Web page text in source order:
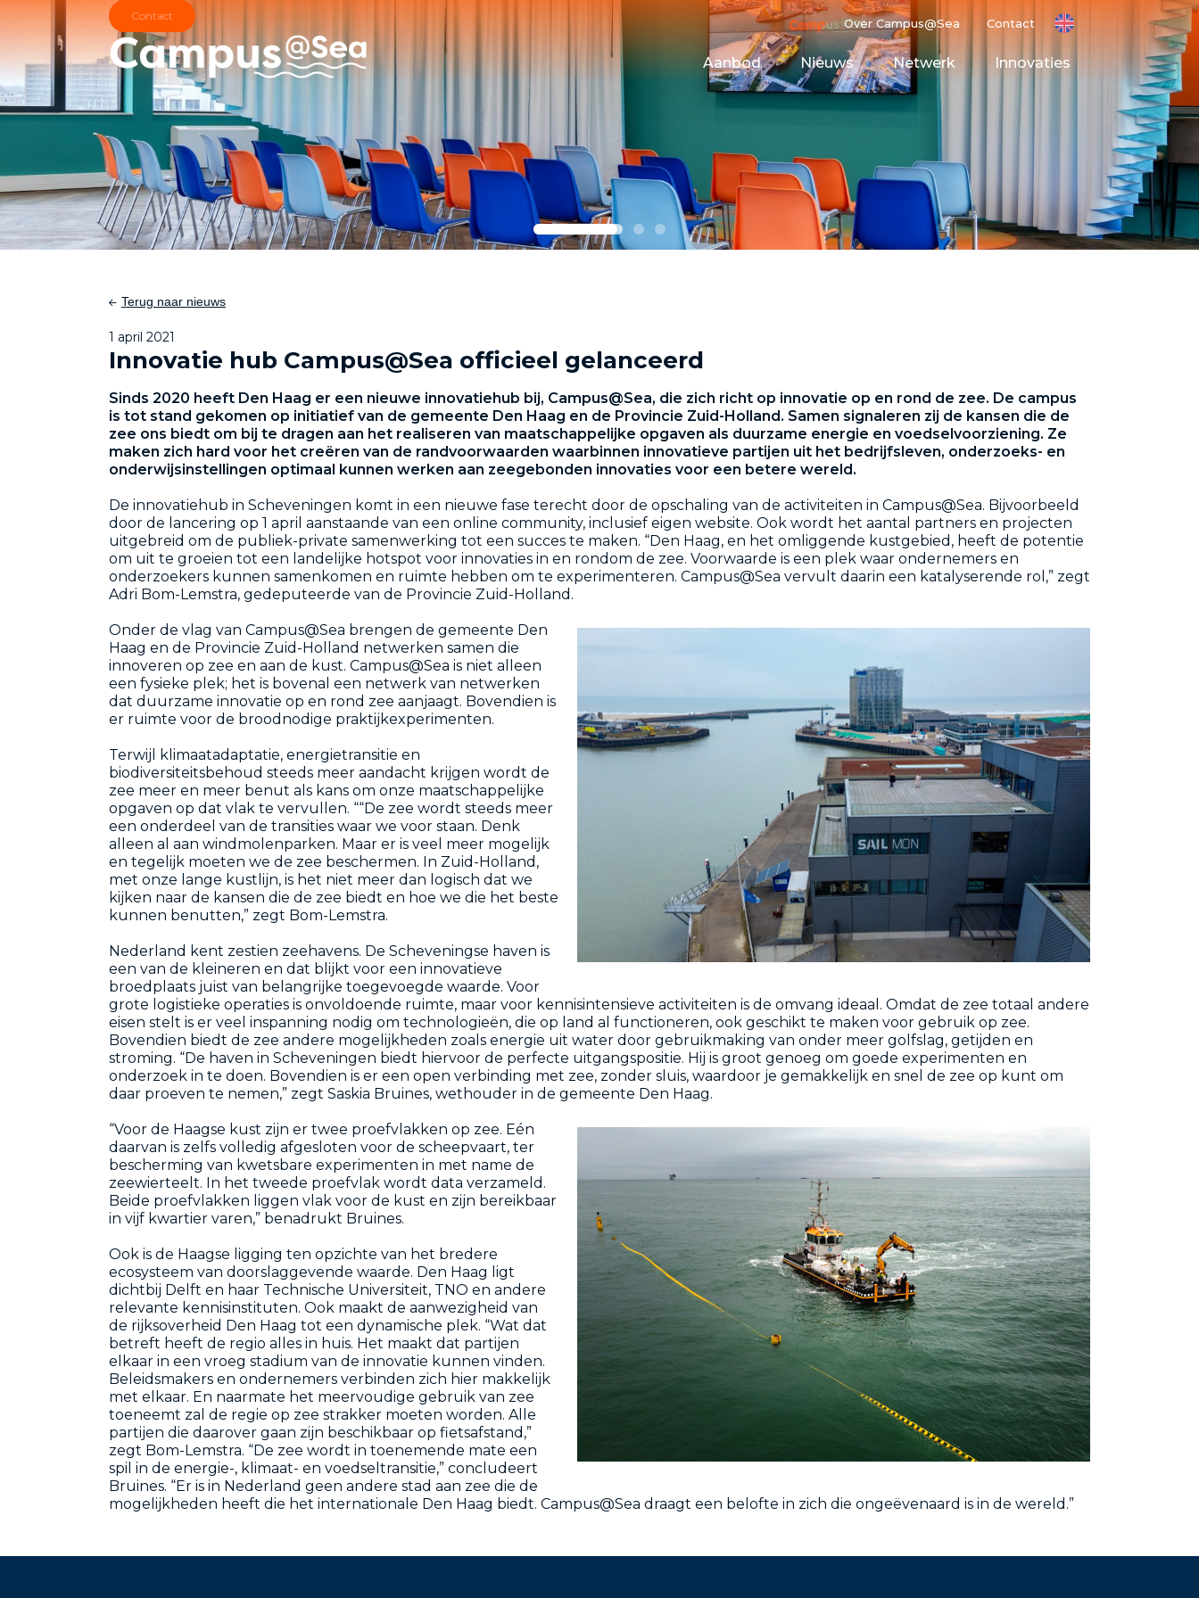
Skip and go to content
Directly to navigation
Over Campus@Sea Contact
Aanbod
Maritime Testing Ground
Financiering
Huisvesting
Nieuws Netwerk Innovaties
Terug naar nieuws
1 april 2021
Innovatie hub Campus@Sea officieel gelanceerd
Sinds 2020 heeft Den Haag er een nieuwe innovatiehub bij, Campus@Sea, die zich richt op innovatie op en rond de zee. De campus
is tot stand gekomen op initiatief van de gemeente Den Haag en de Provincie Zuid-Holland. Samen signaleren zij de kansen die de
zee ons biedt om bij te dragen aan het realiseren van maatschappelijke opgaven als duurzame energie en voedselvoorziening. Ze
maken zich hard voor het creëren van de randvoorwaarden waarbinnen innovatieve partijen uit het bedrijfsleven, onderzoeks- en
onderwijsinstellingen optimaal kunnen werken aan zeegebonden innovaties voor een betere wereld.
De innovatiehub in Scheveningen komt in een nieuwe fase terecht door de opschaling van de activiteiten in Campus@Sea. Bijvoorbeeld
door de lancering op 1 april aanstaande van een online community, inclusief eigen website. Ook wordt het aantal partners en projecten
uitgebreid om de publiek-private samenwerking tot een succes te maken. “Den Haag, en het omliggende kustgebied, heeft de potentie
om uit te groeien tot een landelijke hotspot voor innovaties in en rondom de zee. Voorwaarde is een plek waar ondernemers en
onderzoekers kunnen samenkomen en ruimte hebben om te experimenteren. Campus@Sea vervult daarin een katalyserende rol,” zegt
Adri Bom-Lemstra, gedeputeerde van de Provincie Zuid-Holland.
Onder de vlag van Campus@Sea brengen de gemeente Den
Haag en de Provincie Zuid-Holland netwerken samen die
innoveren op zee en aan de kust. Campus@Sea is niet alleen
een fysieke plek; het is bovenal een netwerk van netwerken
dat duurzame innovatie op en rond zee aanjaagt. Bovendien is
er ruimte voor de broodnodige praktijkexperimenten.
Terwijl klimaatadaptatie, energietransitie en
biodiversiteitsbehoud steeds meer aandacht krijgen wordt de
zee meer en meer benut als kans om onze maatschappelijke
opgaven op dat vlak te vervullen. ““De zee wordt steeds meer
een onderdeel van de transities waar we voor staan. Denk
alleen al aan windmolenparken. Maar er is veel meer mogelijk
en tegelijk moeten we de zee beschermen. In Zuid-Holland,
met onze lange kustlijn, is het niet meer dan logisch dat we
kijken naar de kansen die de zee biedt en hoe we die het beste
kunnen benutten,” zegt Bom-Lemstra.
Nederland kent zestien zeehavens. De Scheveningse haven is
een van de kleineren en dat blijkt voor een innovatieve
broedplaats juist van belangrijke toegevoegde waarde. Voor
grote logistieke operaties is onvoldoende ruimte, maar voor kennisintensieve activiteiten is de omvang ideaal. Omdat de zee totaal andere
eisen stelt is er veel inspanning nodig om technologieën, die op land al functioneren, ook geschikt te maken voor gebruik op zee.
Bovendien biedt de zee andere mogelijkheden zoals energie uit water door gebruikmaking van onder meer golfslag, getijden en
stroming. “De haven in Scheveningen biedt hiervoor de perfecte uitgangspositie. Hij is groot genoeg om goede experimenten en
onderzoek in te doen. Bovendien is er een open verbinding met zee, zonder sluis, waardoor je gemakkelijk en snel de zee op kunt om
daar proeven te nemen,” zegt Saskia Bruines, wethouder in de gemeente Den Haag.
“Voor de Haagse kust zijn er twee proefvlakken op zee. Eén
daarvan is zelfs volledig afgesloten voor de scheepvaart, ter
bescherming van kwetsbare experimenten in met name de
zeewierteelt. In het tweede proefvlak wordt data verzameld.
Beide proefvlakken liggen vlak voor de kust en zijn bereikbaar
in vijf kwartier varen,” benadrukt Bruines.
Ook is de Haagse ligging ten opzichte van het bredere
ecosysteem van doorslaggevende waarde. Den Haag ligt
dichtbij Delft en haar Technische Universiteit, TNO en andere
relevante kennisinstituten. Ook maakt de aanwezigheid van
de rijksoverheid Den Haag tot een dynamische plek. “Wat dat
betreft heeft de regio alles in huis. Het maakt dat partijen
elkaar in een vroeg stadium van de innovatie kunnen vinden.
Beleidsmakers en ondernemers verbinden zich hier makkelijk
met elkaar. En naarmate het meervoudige gebruik van zee
toeneemt zal de regie op zee strakker moeten worden. Alle
partijen die daarover gaan zijn beschikbaar op fietsafstand,”
zegt Bom-Lemstra. “De zee wordt in toenemende mate een
spil in de energie-, klimaat- en voedseltransitie,” concludeert
Bruines. “Er is in Nederland geen andere stad aan zee die de
mogelijkheden heeft die het internationale Den Haag biedt. Campus@Sea draagt een belofte in zich die ongeëvenaard is in de wereld.”